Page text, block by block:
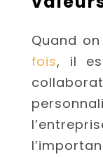
Quand on
fois, il